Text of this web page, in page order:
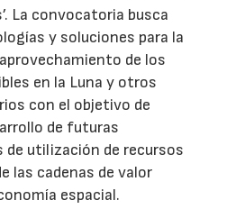
La convocatoria busca
y soluciones para la
de los
en la Luna y otros
con el objetivo de
de futuras
utilización de recursos
las cadenas de valor
espacial.